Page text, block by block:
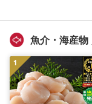
魚介・海産物
1